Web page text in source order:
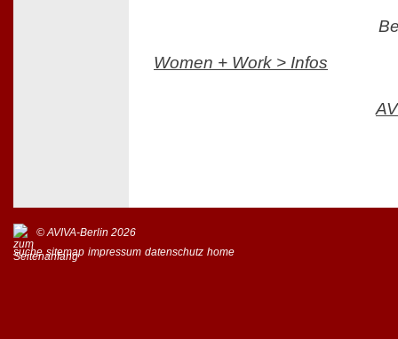
Women + Work > Infos
© AVIVA-Berlin 2026
suche sitemap impressum datenschutz home